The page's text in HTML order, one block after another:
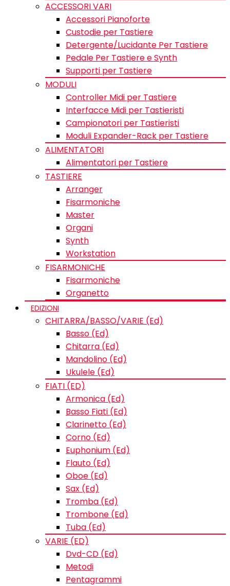
ACCESSORI VARI
Accessori Pianoforte
Custodie per Tastiere
Detergente/Lucidante Per Tastiere
Pedale Per Tastiere e Synth
Supporti per Tastiere
MODULI
Controller Midi per Tastiere
Interfacce Midi per Tastieristi
Campionatori per Tastieristi
Moduli Expander-Rack per Tastiere
ALIMENTATORI
Alimentatori per Tastiere
TASTIERE
Arranger
Fisarmoniche
Master
Organi
Synth
Workstation
FISARMONICHE
Fisarmoniche
Organetto
EDIZIONI
CHITARRA/BASSO/VARIE (Ed)
Basso (Ed)
Chitarra (Ed)
Mandolino (Ed)
Ukulele (Ed)
FIATI (ED)
Armonica (Ed)
Basso Fiati (Ed)
Clarinetto (Ed)
Corno (Ed)
Euphonium (Ed)
Flauto (Ed)
Oboe (Ed)
Sax (Ed)
Tromba (Ed)
Trombone (Ed)
Tuba (Ed)
VARIE (ED)
Dvd-CD (Ed)
Metodi
Pentagrammi